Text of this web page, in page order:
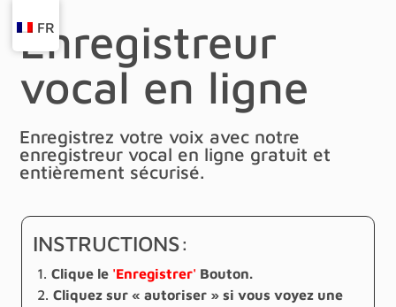
Enregistreur
vocal en ligne
Enregistrez votre voix avec notre
enregistreur vocal en ligne gratuit et
entièrement sécurisé.
INSTRUCTIONS:
Clique le 'Enregistrer' Bouton.
Cliquez sur « autoriser » si vous voyez une
FR